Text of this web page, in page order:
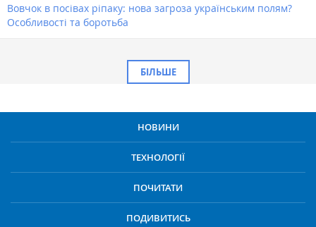
Вовчок в посівах ріпаку: нова загроза українським полям?
Особливості та боротьба
БІЛЬШЕ
НОВИНИ
ТЕХНОЛОГІЇ
ПОЧИТАТИ
ПОДИВИТИСЬ